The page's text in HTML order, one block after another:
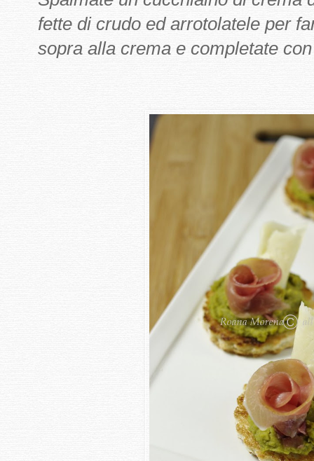
fette di crudo ed arrotolatele per
sopra alla crema e completate